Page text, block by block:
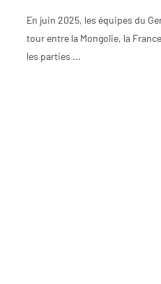
En juin 2025, les équipes du
tour entre la Mongolie, la
les parties ...